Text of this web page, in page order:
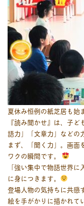
夏休み恒例の紙芝居も始
『読み聞かせ』は、子
語力」「文章力」などの
まず、「聞く力」。画面
ワクの瞬間です。
「強い集中で物語世界
に身につきます。
登場人物の気持ちに共感
絵を手がかりに描かれて